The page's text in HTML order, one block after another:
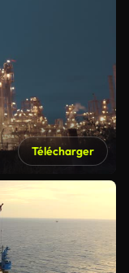
Télécharger